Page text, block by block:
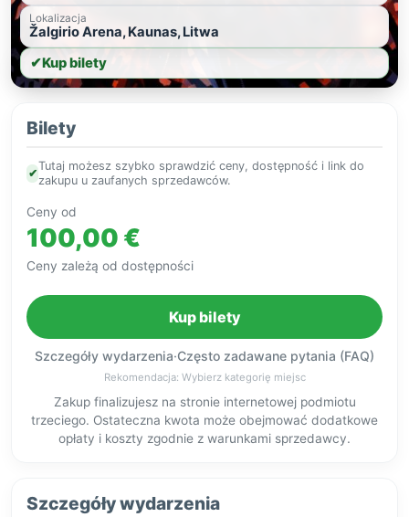
Lokalizacja
Žalgirio Arena, Kaunas, Litwa
✔Kup bilety
Bilety
✔
Tutaj możesz szybko sprawdzić ceny, dostępność i link do
zakupu u zaufanych sprzedawców.
Ceny od
100,00 €
Ceny zależą od dostępności
Kup bilety
Szczegóły wydarzenia·Często zadawane pytania (FAQ)
Rekomendacja: Wybierz kategorię miejsc
Zakup finalizujesz na stronie internetowej podmiotu
trzeciego. Ostateczna kwota może obejmować dodatkowe
opłaty i koszty zgodnie z warunkami sprzedawcy.
Szczegóły wydarzenia